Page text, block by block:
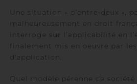
Une situation « d’entre-deux »,
malheureusement en droit
interroge sur l’applicabilité en
finalement mis en oeuvre par les
d’application.
Quel modèle pérenne de société